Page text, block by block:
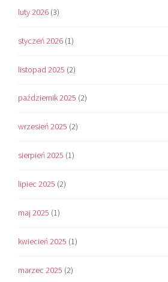
luty 2026 (3)
styczeń 2026 (1)
listopad 2025 (2)
październik 2025 (2)
wrzesień 2025 (2)
sierpień 2025 (1)
lipiec 2025 (2)
maj 2025 (1)
kwiecień 2025 (1)
marzec 2025 (2)